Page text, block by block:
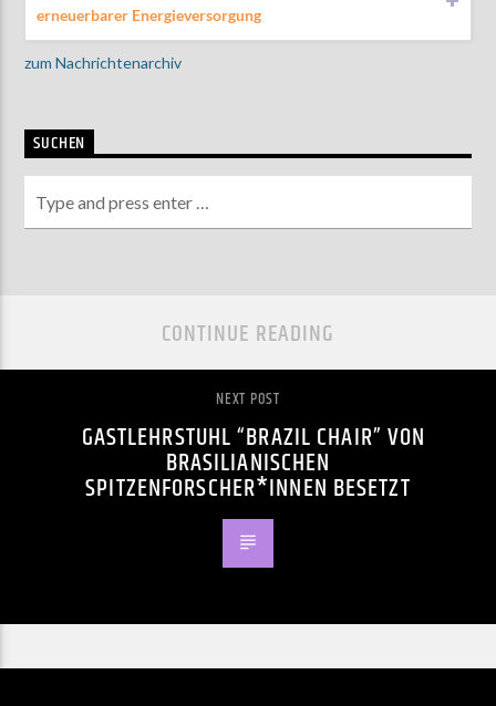
erneuerbarer Energieversorgung
zum Nachrichtenarchiv
SUCHEN
CONTINUE READING
NEXT POST
GASTLEHRSTUHL “BRAZIL CHAIR” VON
BRASILIANISCHEN
SPITZENFORSCHER*INNEN BESETZT